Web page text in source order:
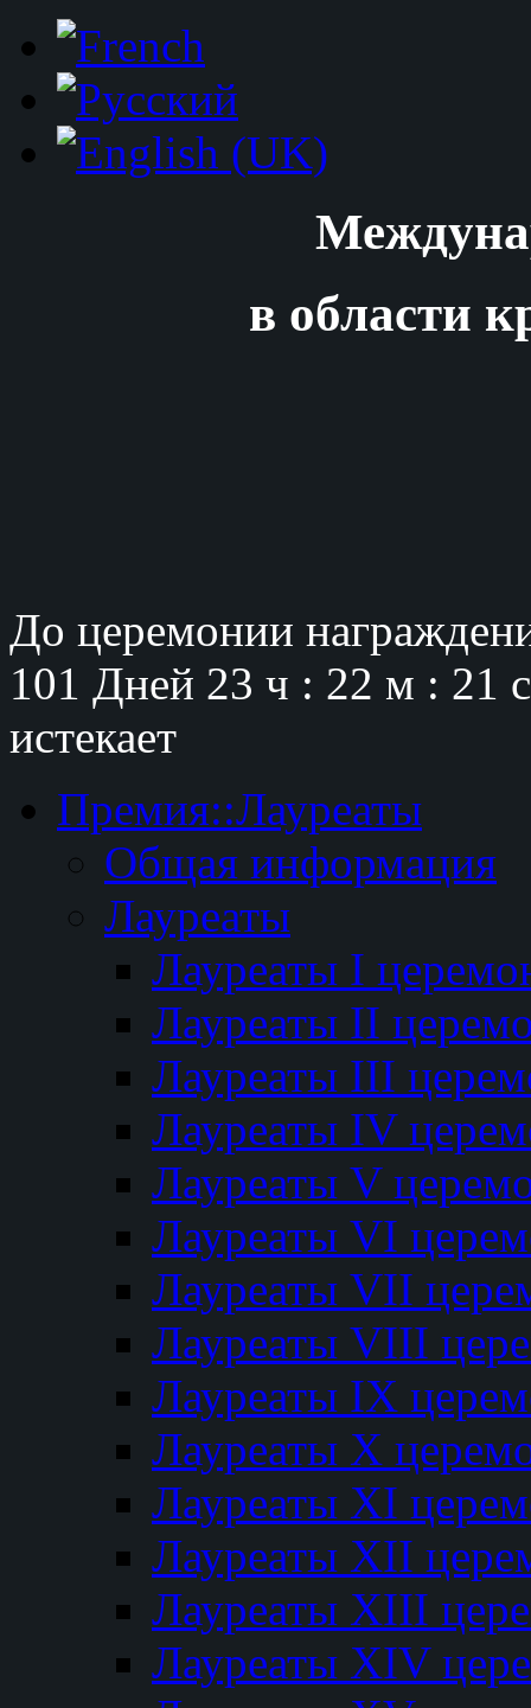
в области
До церемонии
101 Дней 23 ч : 22 м : 20
истекает
Премия::Лауреаты
Общая информация
Лауреаты
Лауреаты I
Лауреаты II
Лауреаты III
Лауреаты IV
Лауреаты V
Лауреаты VI
Лауреаты VII
Лауреаты VIII
Лауреаты IX
Лауреаты Х
Лауреаты XI
Лауреаты XII
Лауреаты XIII
Лауреаты XIV